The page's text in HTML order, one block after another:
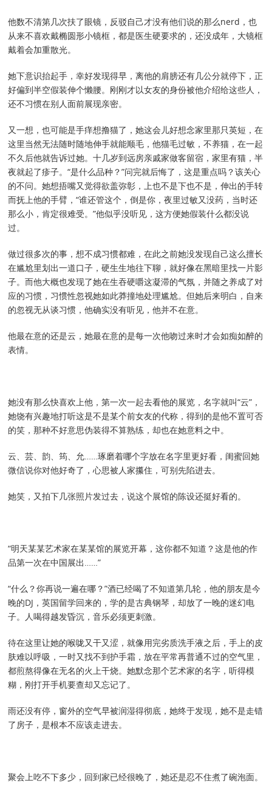
他数不清第几次扶了眼镜，反驳自己才没有他们说的那么nerd，也
从来不喜欢戴椭圆形小镜框，都是医生硬要求的，还没成年，大镜框
戴着会加重散光。
她下意识抬起手，幸好发现得早，离他的肩膀还有几公分就停下，正
好偏到半空假装伸个懒腰。刚刚才以女友的身份被他介绍给这些人，
还不习惯在别人面前展现亲密。
又一想，也可能是手痒想撸猫了，她这会儿好想念家里那只英短，在
这里当然无法随时随地伸手就能顺毛，他猫毛过敏，不养猫，在一起
不久后他就告诉过她。十几岁到远房亲戚家做客留宿，家里有猫，半
夜就起了疹子。“是什么品种？”问完就后悔了，这是重点吗？该关心
的不问。她想捂嘴又觉得欲盖弥彰，上也不是下也不是，伸出的手转
而抚上他的手臂，“谁还管这个，倒是你，夜里过敏又没药，当时还
那么小，肯定很难受。”他似乎没听见，这方便她假装什么都没说
过。
做过很多次的事，想不成习惯都难，在此之前她没发现自己这么擅长
在尴尬里划出一道口子，硬生生地往下聊，就好像在黑暗里找一片影
子。而他大概也发现了她在生吞硬嚼这凝滞的气氛，并随之养成了对
应的习惯，习惯性忽视她如此莽撞地处理尴尬。但她后来明白，自来
的忽视无从谈习惯，他确实没有听见，他并不在意。
他最在意的还是云，她最在意的是每一次他吻过来时才会如痴如醉的
表情。
她没有那么快喜欢上他，第一次一起去看他的展览，名字就叫“云”，
她饶有兴趣地打听这是不是某个前女友的代称，得到的是他不置可否
的笑，那种不好意思伪装得不算熟练，却也在她意料之中。
云、芸、韵、筠、允……琢磨着哪个字放在名字里更好看，闺蜜回她
微信说你对他好奇了，心思被人家攥住，可别先陷进去。
她笑，又拍下几张照片发过去，说这个展馆的陈设还挺好看的。
“明天某某艺术家在某某馆的展览开幕，这你都不知道？这是他的作
品第一次在中国展出……”
“什么？你再说一遍在哪？”酒已经喝了不知道第几轮，他的朋友是今
晚的DJ，英国留学回来的，学的是古典钢琴，却放了一晚的迷幻电
子。人喝得越发昏沉，音乐必须更刺激。
待在这里让她的喉咙又干又涩，就像用完劣质洗手液之后，手上的皮
肤难以呼吸，一时又找不到护手霜，放在平常再普通不过的空气里，
都煎熬得像在无名的火上干烧。她默念那个艺术家的名字，听得模
糊，刚打开手机要查却又忘记了。
雨还没有停，窗外的空气早被润湿得彻底，她终于发现，她不是走错
了房子，是根本不应该走进去。
聚会上吃不下多少，回到家已经很晚了，她还是忍不住煮了碗泡面。